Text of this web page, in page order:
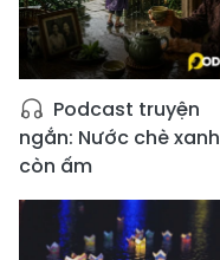
Podcast truyện
ngắn: Nước chè xanh
còn ấm